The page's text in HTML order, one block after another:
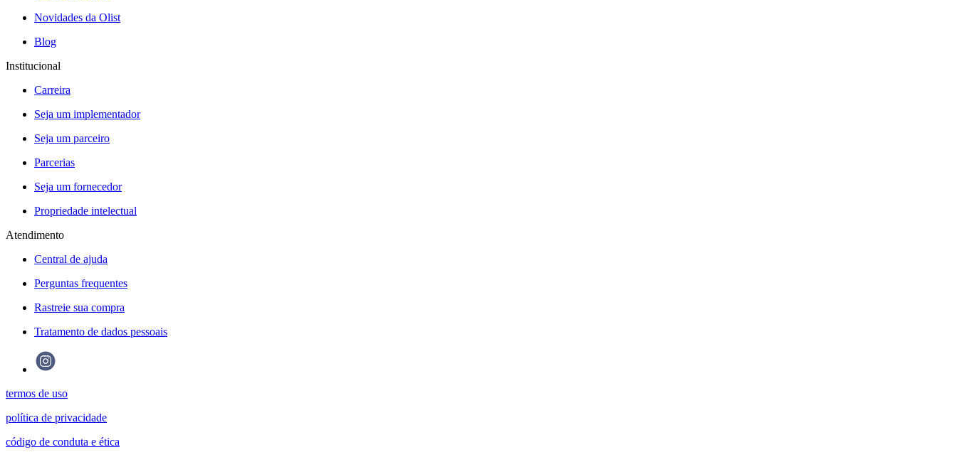
Novidades da Olist
Blog
Institucional
Carreira
Seja um implementador
Seja um parceiro
Parcerias
Seja um fornecedor
Propriedade intelectual
Atendimento
Central de ajuda
Perguntas frequentes
Rastreie sua compra
Tratamento de dados pessoais
termos de uso
política de privacidade
código de conduta e ética